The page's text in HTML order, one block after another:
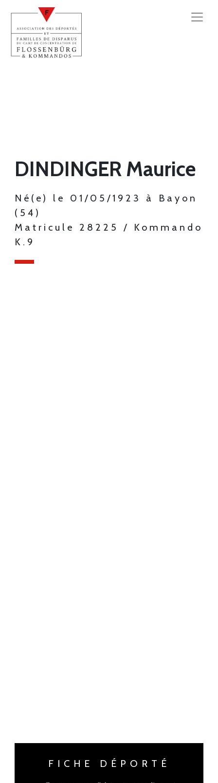
DINDINGER Maurice
Né(e) le 01/05/1923 à Bayon
(54)
Matricule 28225 / Kommando
K.9
FICHE DÉPORTÉ